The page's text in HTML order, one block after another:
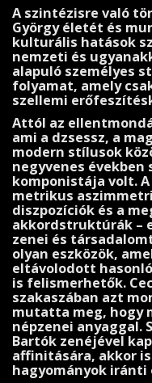
A szintézisre való
György életét és
kulturális hatások
nemzeti és
alapuló személyes
folyamat, amely
szellemi
Attól az
ami a dzsessz, a
modern stílusok
negyvenes években
komponistája volt.
metrikus
diszpozíciók és a
akkordstruktúrák –
zenei és
olyan eszközök,
eltávolodott
is felismerhetők.
szakaszában azt
mutatta meg, hogy
népzenei anyaggal.
Bartók zenéjével
affinitására, akkor
ha­gyományok